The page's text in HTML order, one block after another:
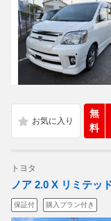
無
料
トヨタ
ノア 2.0 X リミテ
保証付 購入プラン付き